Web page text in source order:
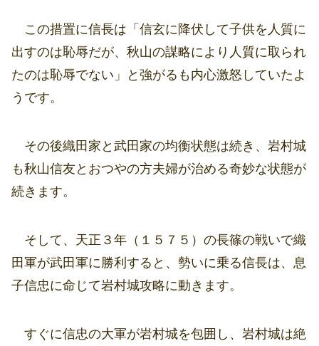
この措置に信長は「信玄に降伏して子供を人質に
出すのは恥辱だが、秋山の謀略により人質に取られ
たのは恥辱でない」と強がるも内心激怒していたよ
うです。
その後織田家と武田家の均衡状態は続き、岩村城
も秋山信友とおつやの方夫婦が治める奇妙な状態が
続きます。
そして、天正３年（１５７５）の長篠の戦いで織
田軍が武田軍に勝利すると、勢いに乗る信長は、息
子信忠に命じて岩村城攻略に動きます。
すぐに信忠の大軍が岩村城を包囲し、岩村城は絶